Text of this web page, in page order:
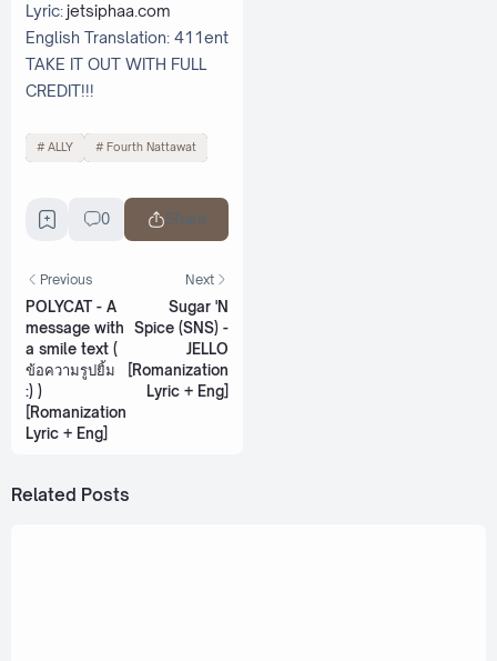
Lyric:jetsiphaa.com
English Translation: 411ent
TAKE IT OUT WITH FULL
CREDIT!!!
ALLY Fourth Nattawat
0 Share
Previous
POLYCAT - A
message with
a smile text (
ข้อความรูปยิ้ม
:) )
[Romanization
Lyric + Eng]
Next
Sugar 'N
Spice (SNS) -
JELLO
[Romanization
Lyric + Eng]
Related Posts